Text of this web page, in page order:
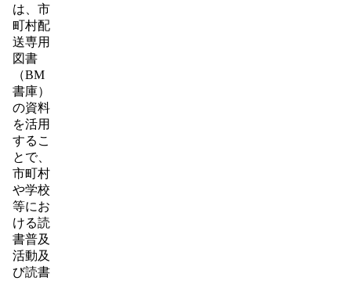
は、市
町村配
送専用
図書
（BM
書庫）
の資料
を活用
するこ
とで、
市町村
や学校
等にお
ける読
書普及
活動及
び読書